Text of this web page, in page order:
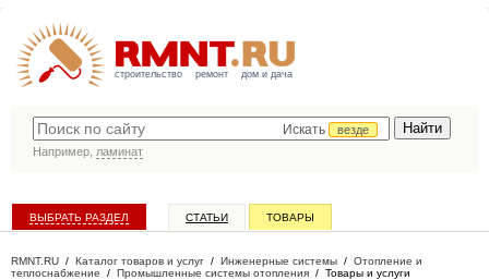
строительство ремонт дом и дача
Искать
везде
Например, ламинат
ВЫБРАТЬ РАЗДЕЛ СТАТЬИ ТОВАРЫ
RMNT.RU / Каталог товаров и услуг / Инженерные системы / Отопление и
теплоснабжение / Промышленные системы отопления / Товары и услуги